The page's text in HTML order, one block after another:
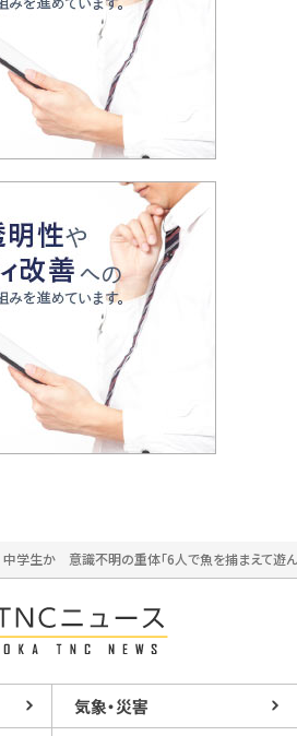
学生か 意識不明の重体「6人で魚を捕まえて遊
気象・災害